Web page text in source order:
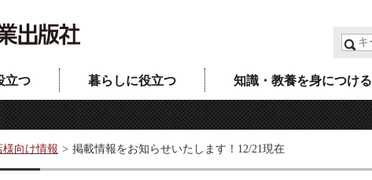
立つ 暮らしに役立つ 知識・教養を身につける
様向け情報 掲載情報をお知らせいたします！12/21現在